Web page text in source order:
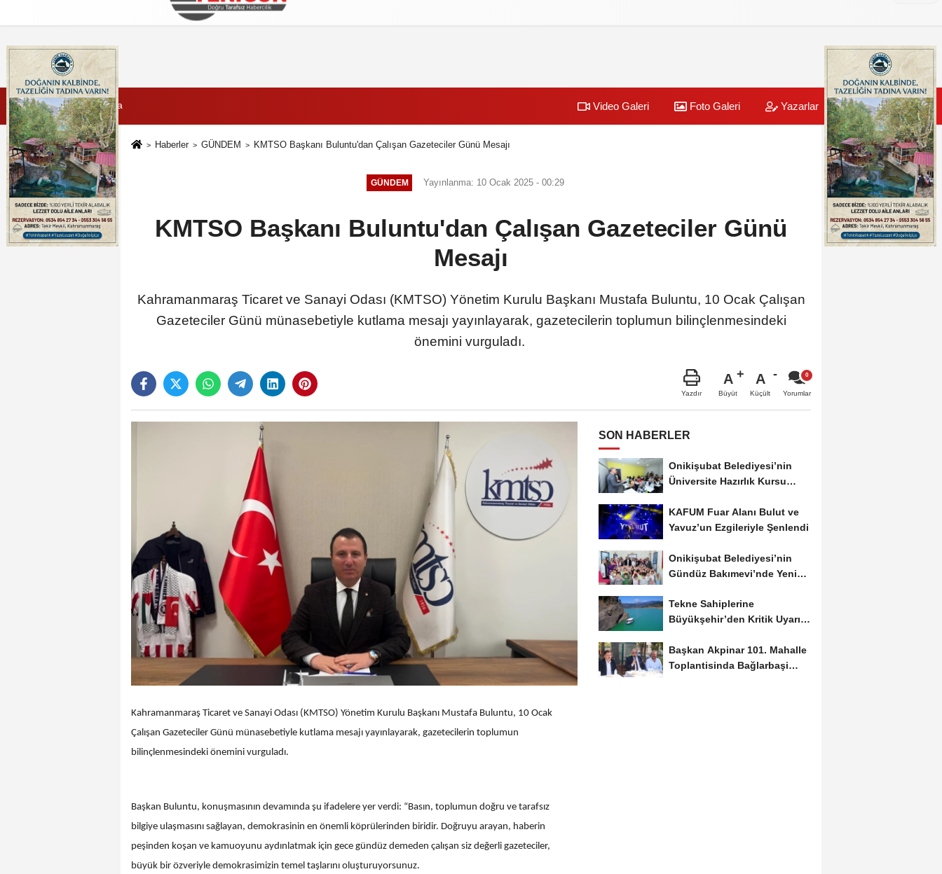
İletişim Çerez Politikası
7 Ağustos 2026, Cuma Video Galeri Foto Galeri Yazarlar Üye Paneli
Haberler GÜNDEM KMTSO Başkanı Buluntu'dan Çalışan Gazeteciler Günü Mesajı
GÜNDEM Yayınlanma: 10 Ocak 2025 - 00:29
KMTSO Başkanı Buluntu'dan Çalışan Gazeteciler Günü
Mesajı
Kahramanmaraş Ticaret ve Sanayi Odası (KMTSO) Yönetim Kurulu Başkanı Mustafa Buluntu, 10 Ocak Çalışan
Gazeteciler Günü münasebetiyle kutlama mesajı yayınlayarak, gazetecilerin toplumun bilinçlenmesindeki
önemini vurguladı.
Yazdır
A
Büyüt
A
Küçült Yorumlar
Kahramanmaraş Ticaret ve Sanayi Odası (KMTSO) Yönetim Kurulu Başkanı Mustafa Buluntu, 10 Ocak
Çalışan Gazeteciler Günü münasebetiyle kutlama mesajı yayınlayarak, gazetecilerin toplumun
bilinçlenmesindeki önemini vurguladı.
Başkan Buluntu, konuşmasının devamında şu ifadelere yer verdi: “Basın, toplumun doğru ve tarafsız
bilgiye ulaşmasını sağlayan, demokrasinin en önemli köprülerinden biridir. Doğruyu arayan, haberin
peşinden koşan ve kamuoyunu aydınlatmak için gece gündüz demeden çalışan siz değerli gazeteciler,
büyük bir özveriyle demokrasimizin temel taşlarını oluşturuyorsunuz.
SON HABERLER
Onikişubat Belediyesi’nin
Üniversite Hazırlık Kursu
KAFUM Fuar Alanı Bulut ve
Yavuz’un Ezgileriyle Şenlendi
Onikişubat Belediyesi’nin
Gündüz Bakımevi’nde Yeni
Tekne Sahiplerine
Büyükşehir’den Kritik Uyarı;
Başkan Akpinar 101. Mahalle
Toplantisinda Bağlarbaşi